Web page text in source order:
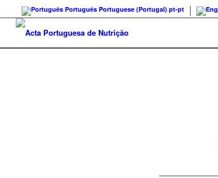
Português Portuguese (Portugal) pt-pt